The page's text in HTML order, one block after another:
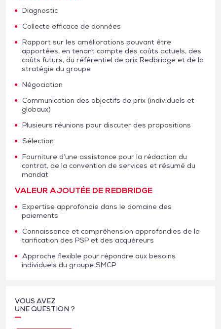
Diagnostic
Collecte efficace de données
Rapport sur les améliorations pouvant être
apportées, en tenant compte des coûts actuels, des
coûts futurs, du référentiel de prix Redbridge et de la
stratégie du groupe
Négociation
Communication des objectifs de prix (individuels et
globaux)
Plusieurs réunions pour discuter des propositions
Sélection
Fourniture d’une assistance pour la rédaction du
contrat, de la convention de services et résumé du
mandat
VALEUR AJOUTÉE DE REDBRIDGE
Expertise approfondie dans le domaine des
paiements
Connaissance et compréhension approfondies de la
tarification des PSP et des acquéreurs
Approche flexible pour répondre aux besoins
individuels du groupe SMCP
VOUS AVEZ
UNE QUESTION ?